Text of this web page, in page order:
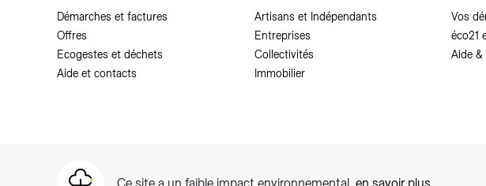
Démarches et factures
Offres
Ecogestes et déchets
Aide et contacts
Artisans et Indépendants
Entreprises
Collectivités
Immobilier
Vos
éco21
Aide &